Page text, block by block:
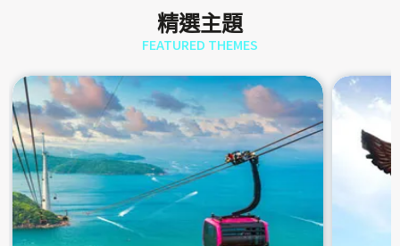
精選主題
FEATURED THEMES